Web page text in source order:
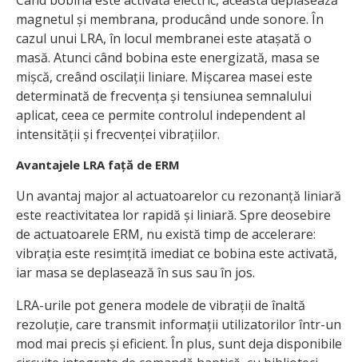
magnetul și membrana, producând unde sonore. În
cazul unui LRA, în locul membranei este atașată o
masă. Atunci când bobina este energizată, masa se
mișcă, creând oscilații liniare. Mișcarea masei este
determinată de frecvența și tensiunea semnalului
aplicat, ceea ce permite controlul independent al
intensității și frecvenței vibrațiilor.
Avantajele LRA față de ERM
Un avantaj major al actuatoarelor cu rezonanță liniară
este reactivitatea lor rapidă și liniară. Spre deosebire
de actuatoarele ERM, nu există timp de accelerare:
vibrația este resimțită imediat ce bobina este activată,
iar masa se deplasează în sus sau în jos.
LRA-urile pot genera modele de vibrații de înaltă
rezoluție, care transmit informații utilizatorilor într-un
mod mai precis și eficient. În plus, sunt deja disponibile